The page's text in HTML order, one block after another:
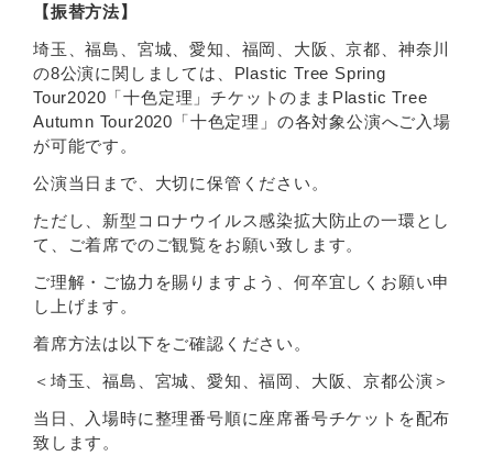
【振替方法】
埼玉、福島、宮城、愛知、福岡、大阪、京都、神奈川
の8公演に関しましては、Plastic Tree Spring
Tour2020「十色定理」チケットのままPlastic Tree
Autumn Tour2020「十色定理」の各対象公演へご入場
が可能です。
公演当日まで、大切に保管ください。
ただし、新型コロナウイルス感染拡大防止の一環とし
て、ご着席でのご観覧をお願い致します。
ご理解・ご協力を賜りますよう、何卒宜しくお願い申
し上げます。
着席方法は以下をご確認ください。
＜埼玉、福島、宮城、愛知、福岡、大阪、京都公演＞
当日、入場時に整理番号順に座席番号チケットを配布
致します。